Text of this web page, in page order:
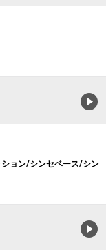
ョン/シンセベース/シン